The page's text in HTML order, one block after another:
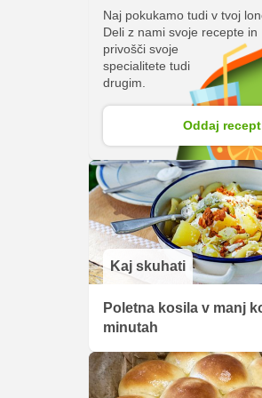
Naj pokukamo tudi v tvoj
Deli z nami svoje recepte in
privošči svoje
specialitete tudi
drugim.
Oddaj recept
Kaj skuhati
Poletna kosila v manj
minutah